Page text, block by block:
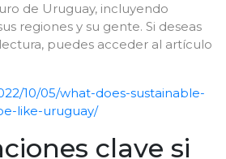
de Uruguay, incluyendo
regiones y su gente. Si deseas
puedes acceder al artículo
10/05/what-does-sustainable-
like-uruguay/
clave si